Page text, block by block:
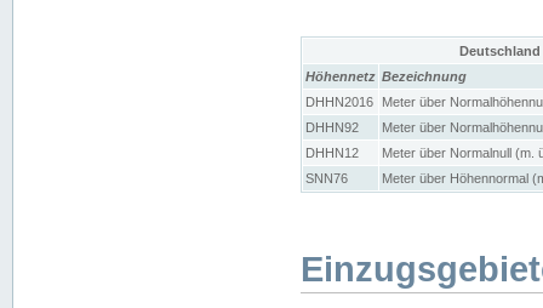
Höhennetz Bezeichnung
DHHN2016
Meter über
DHHN92
Meter über
DHHN12
Meter über Normalnull (m.
SNN76
Meter über Höhennormal